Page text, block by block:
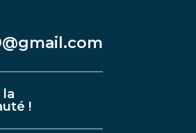
la
!